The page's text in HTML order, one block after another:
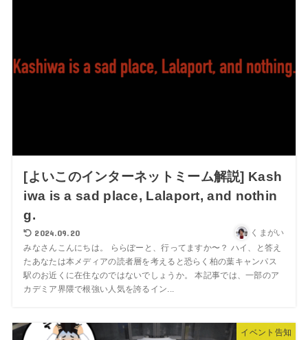
[よいこのインターネットミーム解説] Kash
iwa is a sad place, Lalaport, and nothin
g.
2024.09.20 くまがい
みなさんこんにちは。 ららぽーと、行ってますか〜？ ハイ、と答え
たあなたは本メディアの読者層を考えると恐らく柏の葉キャンパス
駅のお近くに在住なのではないでしょうか。 本記事では、一部のア
カデミア界隈で根強い人気を誇るイン...
イベント告知